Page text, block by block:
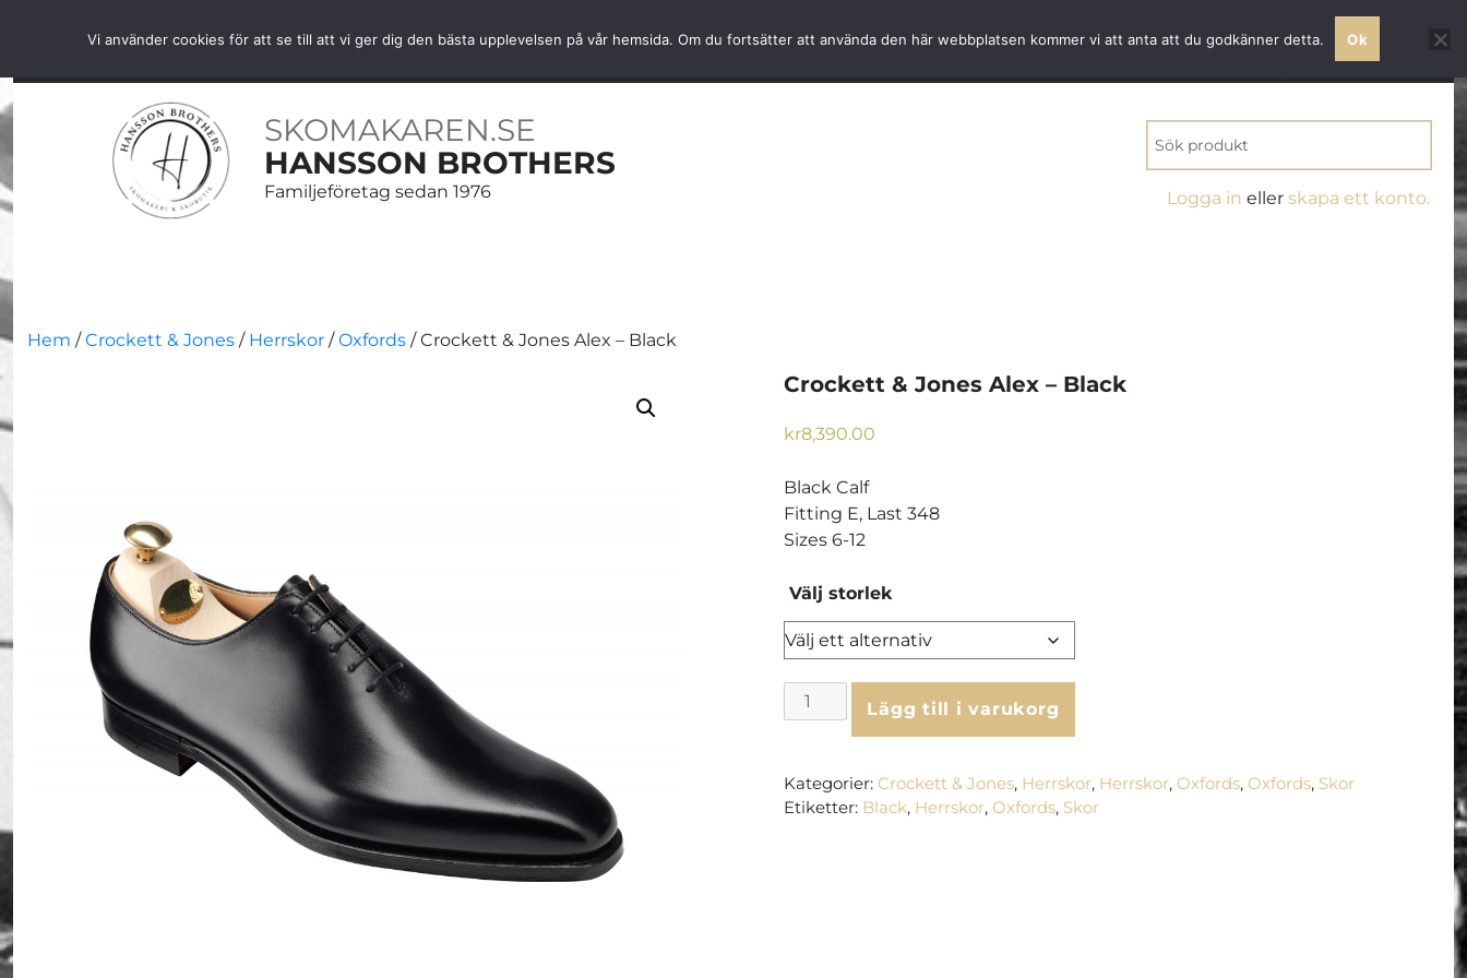
Logga in eller skapa ett konto.
SKOMAKAREN.SE
HANSSON BROTHERS
Familjeföretag sedan 1976
Hem /Crockett & Jones / Herrskor /Oxfords / Crockett & Jones Alex – Black
Crockett & Jones Alex – Black
kr8,390.00
Black Calf
Fitting E, Last 348
Sizes 6-12
Välj storlek
Crockett
&
Alex
-
Lägg till i varukorg
Kategorier: Crockett & Jones, Herrskor, Herrskor, Oxfords, Oxfords, Skor
Etiketter: Black, Herrskor, Oxfords, Skor
Vi använder cookies för att se till att vi ger dig den bästa upplevelsen på vår hemsida. Om du fortsätter att använda den här webbplatsen kommer vi att anta att du godkänner detta. Ok